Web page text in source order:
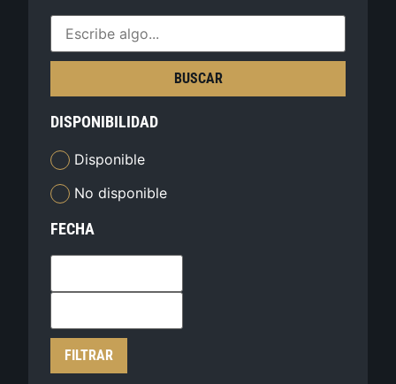
BUSCAR
DISPONIBILIDAD
Disponible
No disponible
FECHA
FILTRAR